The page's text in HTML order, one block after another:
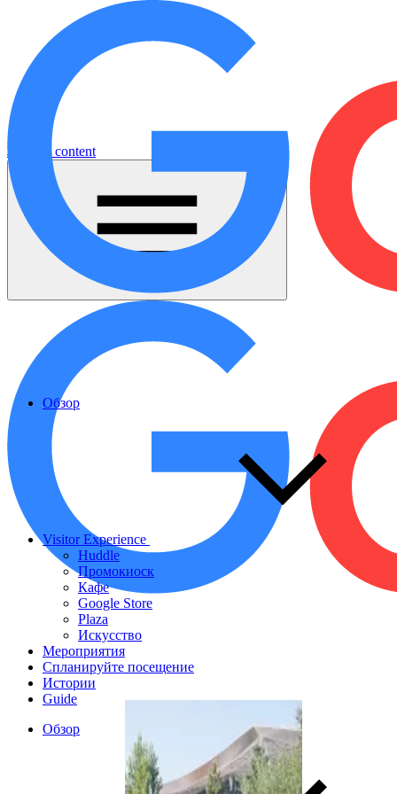
Jump to content
Обзор
Visitor Experience
Huddle
Промокиоск
Кафе
Google Store
Plaza
Искусство
Мероприятия
Спланируйте посещение
Истории
Guide
Обзор